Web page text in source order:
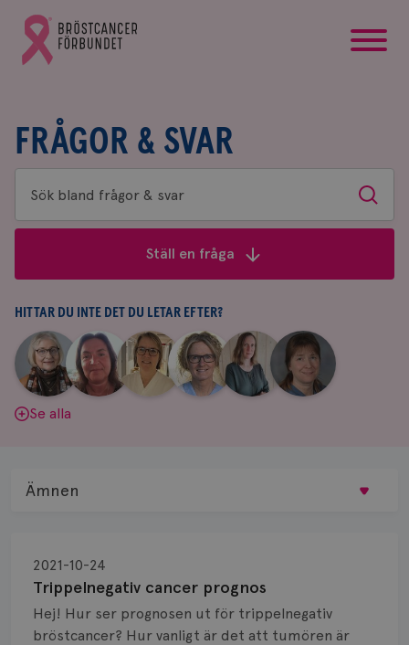
Gå
till
Bröstcancerförbundets
FRÅGOR & SVAR
Sök
bland
&
svar
Sök
Ställ en fråga
HITTAR DU INTE DET DU LETAR EFTER?
Aina
Johnsson
|
Anne
Andersson
Fredrika
Killander
|
Jeanette
Bäcklund
|
Maria
Edegran
|
Yvette
Andersson
Se alla
Trippelnegativ cancer prognos
2021-10-24
Hej! Hur ser prognosen ut för trippelnegativ
bröstcancer? Hur vanligt är det att tumören är
Ämnen
Biopsi
Biverkningar